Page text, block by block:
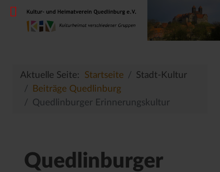
Aktuelle Seite: Startseite
Stadt-Kultur
Beiträge Quedlinburg
Quedlinburger Erinnerungskultur
Quedlinburger